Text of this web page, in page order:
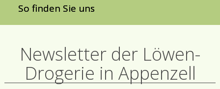
So finden Sie uns
Newsletter der Löwen-
Drogerie in Appenzell